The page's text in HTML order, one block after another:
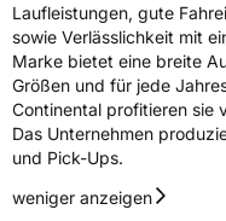
Laufleistungen, gute
sowie Verlässlichkeit mit
Marke bietet eine breite
Größen und für jede
Continental profitieren sie
Das Unternehmen
und Pick-Ups.
weniger anzeigen